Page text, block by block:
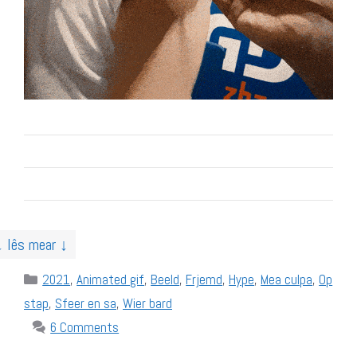
lês mear ↓
Categories
2021,Animated gif, Beeld, Frjemd, Hype, Mea culpa, Op
stap, Sfeer en sa, Wier bard
6 Comments